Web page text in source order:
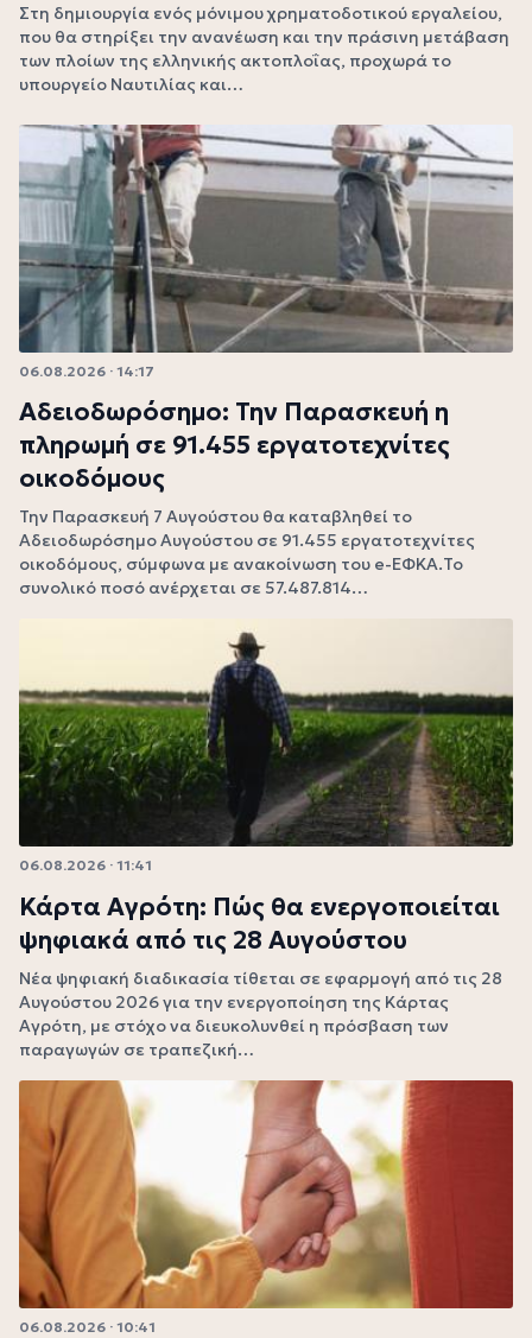
Στη δημιουργία ενός μόνιμου χρηματοδοτικού εργαλείου,
που θα στηρίξει την ανανέωση και την πράσινη μετάβαση
των πλοίων της ελληνικής ακτοπλοΐας, προχωρά το
υπουργείο Ναυτιλίας και…
06.08.2026 · 14:17
Αδειοδωρόσημο: Την Παρασκευή η
πληρωμή σε 91.455 εργατοτεχνίτες
οικοδόμους
Την Παρασκευή 7 Αυγούστου θα καταβληθεί το
Αδειοδωρόσημο Αυγούστου σε 91.455 εργατοτεχνίτες
οικοδόμους, σύμφωνα με ανακοίνωση του e-ΕΦΚΑ.Το
συνολικό ποσό ανέρχεται σε 57.487.814…
06.08.2026 · 11:41
Κάρτα Αγρότη: Πώς θα ενεργοποιείται
ψηφιακά από τις 28 Αυγούστου
Νέα ψηφιακή διαδικασία τίθεται σε εφαρμογή από τις 28
Αυγούστου 2026 για την ενεργοποίηση της Κάρτας
Αγρότη, με στόχο να διευκολυνθεί η πρόσβαση των
παραγωγών σε τραπεζική…
06.08.2026 · 10:41